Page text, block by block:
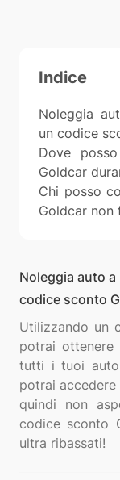
Indice
Noleggia
un codice
Dove
Goldcar
Chi posso
Goldcar non
Noleggia auto
codice sconto
Utilizzando un
potrai
tutti i tuoi
potrai
quindi non
codice sconto